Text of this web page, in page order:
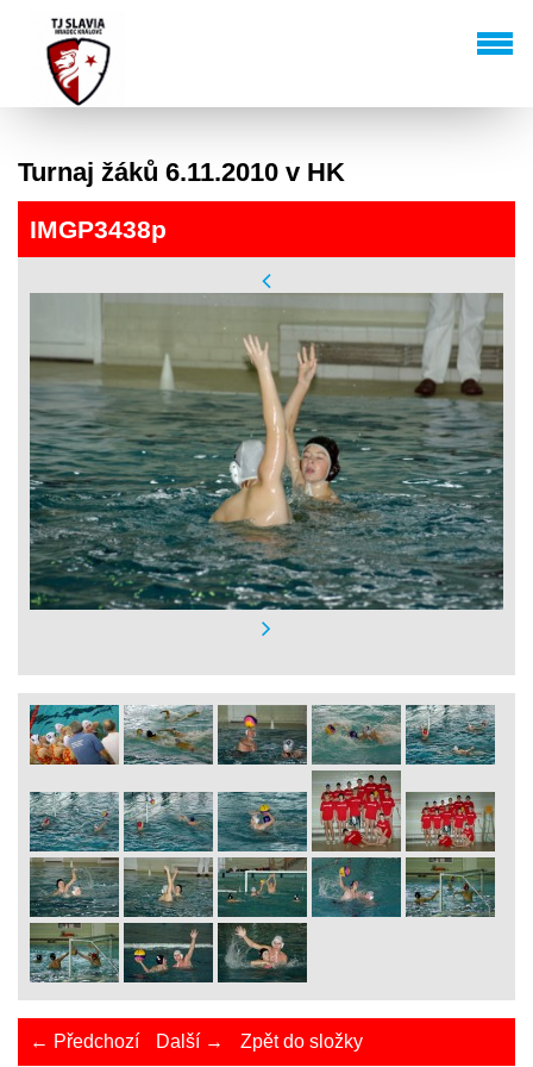
Turnaj žáků 6.11.2010 v HK
IMGP3438p
← Předchozí Další → Zpět do složky